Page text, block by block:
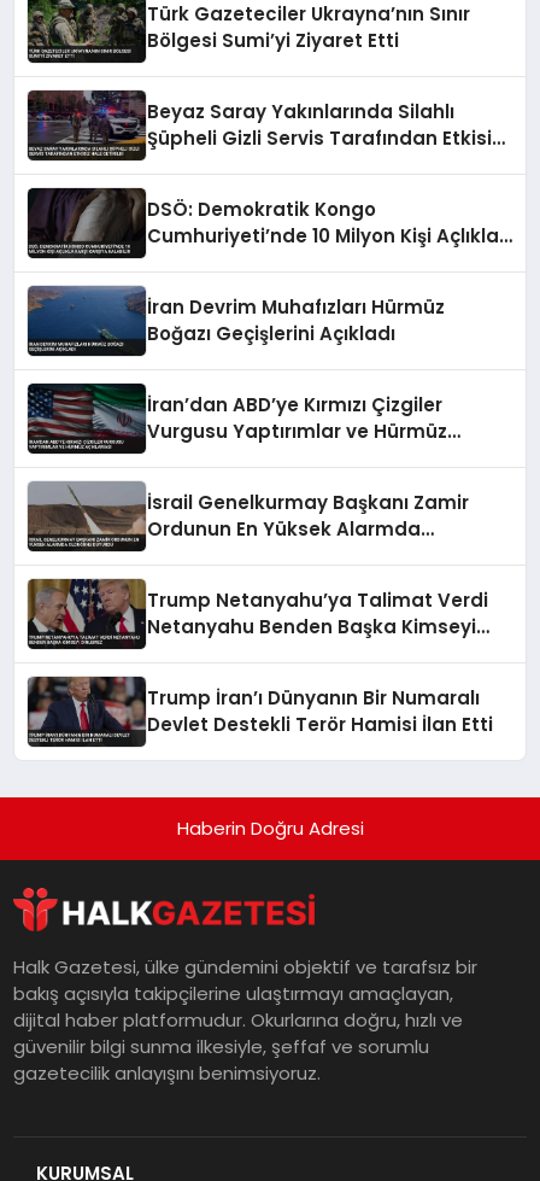
Türk Gazeteciler Ukrayna’nın Sınır
Bölgesi Sumi’yi Ziyaret Etti
Beyaz Saray Yakınlarında Silahlı
Şüpheli Gizli Servis Tarafından Etkisiz
DSÖ: Demokratik Kongo
Cumhuriyeti’nde 10 Milyon Kişi Açlıkla
İran Devrim Muhafızları Hürmüz
Boğazı Geçişlerini Açıkladı
İran’dan ABD’ye Kırmızı Çizgiler
Vurgusu Yaptırımlar ve Hürmüz
İsrail Genelkurmay Başkanı Zamir
Ordunun En Yüksek Alarmda
Trump Netanyahu’ya Talimat Verdi
Netanyahu Benden Başka Kimseyi
Trump İran’ı Dünyanın Bir Numaralı
Devlet Destekli Terör Hamisi İlan Etti
Haberin Doğru Adresi
Halk Gazetesi, ülke gündemini objektif ve tarafsız bir
bakış açısıyla takipçilerine ulaştırmayı amaçlayan,
dijital haber platformudur. Okurlarına doğru, hızlı ve
güvenilir bilgi sunma ilkesiyle, şeffaf ve sorumlu
gazetecilik anlayışını benimsiyoruz.
KURUMSAL